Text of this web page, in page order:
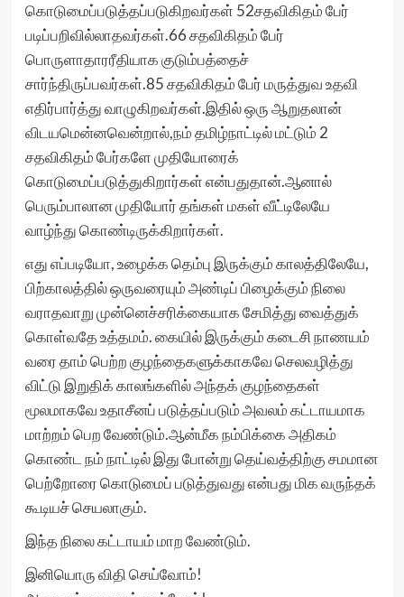
கொடுமைப்படுத்தப்படுகிறவர்கள் 52சதவிகிதம் பேர்
படிப்பறிவில்லாதவர்கள்.66 சதவிகிதம் பேர்
பொருளாதாரரீதியாக குடும்பத்தைச்
சார்ந்திருப்பவர்கள்.85 சதவிகிதம் பேர் மருத்துவ உதவி
எதிர்பார்த்து வாழுகிறவர்கள்.இதில் ஒரு ஆறுதலான்
விடயமென்னவென்றால்,நம் தமிழ்நாட்டில் மட்டும் 2
சதவிகிதம் பேர்களே முதியோரைக்
கொடுமைப்படுத்துகிறார்கள் என்பதுதான்.ஆனால்
பெரும்பாலான முதியோர் தங்கள் மகள் வீட்டிலேயே
வாழ்ந்து கொண்டிருக்கிறார்கள்.
எது எப்படியோ, உழைக்க தெம்பு இருக்கும் காலத்திலேயே,
பிற்காலத்தில் ஒருவரையும் அண்டிப் பிழைக்கும் நிலை
வராதவாறு முன்னெச்சரிக்கையாக சேமித்து வைத்துக்
கொள்வதே உத்தமம். கையில் இருக்கும் கடைசி நாணயம்
வரை தாம் பெற்ற குழந்தைகளுக்காகவே செலவழித்து
விட்டு இறுதிக் காலங்களில் அந்தக் குழந்தைகள்
மூலமாகவே உதாசீனப் படுத்தப்படும் அவலம் கட்டாயமாக
மாற்றம் பெற வேண்டும்.ஆன்மீக நம்பிக்கை அதிகம்
கொண்ட நம் நாட்டில் இது போன்று தெய்வத்திற்கு சமமான
பெற்றோரை கொடுமைப் படுத்துவது என்பது மிக வருந்தக்
கூடியச் செயலாகும்.
இந்த நிலை கட்டாயம் மாற வேண்டும்.
இனியொரு விதி செய்வோம்!